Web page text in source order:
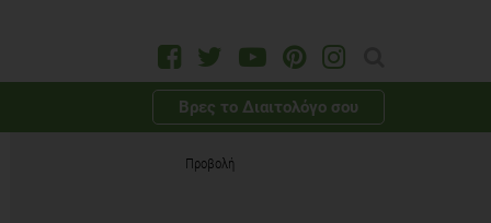
Βρες το Διαιτολόγο σου
Προβολή